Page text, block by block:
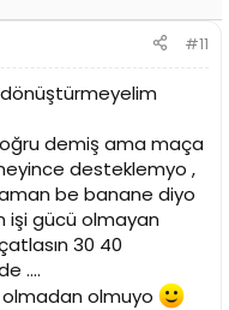
#11
dönüştürmeyelim
demiş ama maça
desteklemyo ,
be banane diyo
gücü olmayan
30 40
....
olmuyo